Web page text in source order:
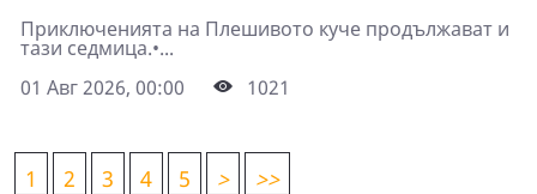
Приключенията на Плешивото куче продължават и
тази седмица.•...
01 Авг 2026, 00:00
1021
1 2 3 4 5 > >>